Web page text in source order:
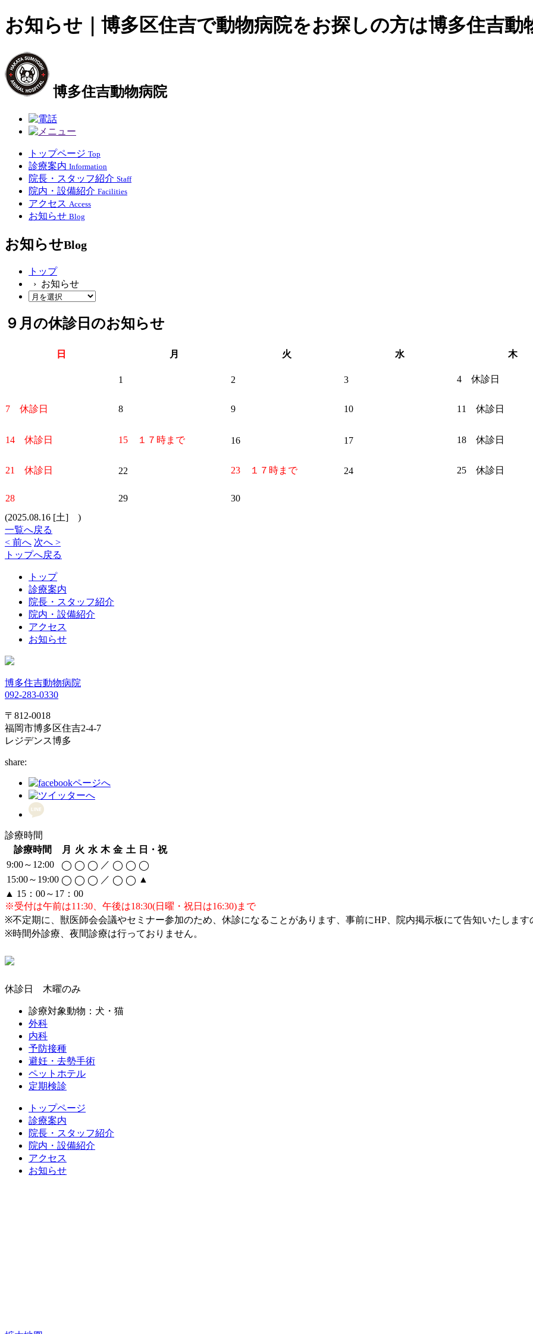
お知らせ｜博多区住吉で動物病院をお探しの方は博多住吉動
博多住吉動物病院
トップページ Top
診療案内 Information
院長・スタッフ紹介 Staff
院内・設備紹介 Facilities
アクセス Access
お知らせ Blog
お知らせBlog
トップ
› お知らせ
９月の休診日のお知らせ
日 月 火 水 木
1 2 3 4 休診日
7 休診日 8 9 10 11 休診日
14 休診日 15 １７時まで 16 17 18 休診日
21 休診日 22 23 １７時まで 24 25 休診日
28 29
30
(2025.08.16 [土] )
一覧へ戻る
< 前へ 次へ >
トップへ戻る
トップ
診療案内
院長・スタッフ紹介
院内・設備紹介
アクセス
お知らせ
博多住吉動物病院
092-283-0330
〒812-0018
福岡市博多区住吉2-4-7
レジデンス博多
share:
診療時間
診療時間
月 火 水 木 金 土 日・祝
9:00～12:00
◯ ◯ ◯ ／ ◯ ◯ ◯
15:00～19:00 ◯ ◯ ◯ ／ ◯ ◯ ▲
▲ 15：00～17：00
※受付は午前は11:30、午後は18:30(日曜・祝日は16:30)まで
※不定期に、獣医師会会議やセミナー参加のため、休診になることがあります、事前にHP、院内掲示板にて告知いたします
※時間外診療、夜間診療は行っておりません。
休診日 木曜のみ
診療対象動物：犬・猫
外科
内科
予防接種
避妊・去勢手術
ペットホテル
定期検診
トップページ
診療案内
院長・スタッフ紹介
院内・設備紹介
アクセス
お知らせ